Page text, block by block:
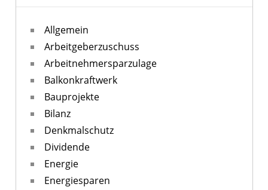
Allgemein
Arbeitgeberzuschuss
Arbeitnehmersparzulage
Balkonkraftwerk
Bauprojekte
Bilanz
Denkmalschutz
Dividende
Energie
Energiesparen